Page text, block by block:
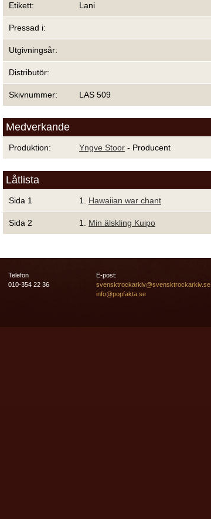
Etikett: Lani
Pressad i:
Utgivningsår:
Distributör:
Skivnummer: LAS 509
Medverkande
Produktion: Yngve Stoor - Producent
Låtlista
Sida 1 1. Hawaiian war chant
Sida 2 1. Min älskling Kuipo
Telefon
010-354 22 36
E-post:
svensktrockarkiv@svensktrockarkiv.se
info@popfakta.se